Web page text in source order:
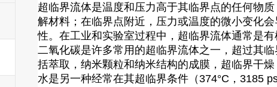
超临界流体是温度和压力高于其临界点的任何物
解材料；在临界点附近，压力或温度的微小变化
性。在工业和实验室过程中，超临界流体通常是有
二氧化碳是许多常用的超临界流体之一，超过其
括萃取，纳米颗粒和纳米结构的成膜，超临界干
水是另一种经常在其超临界条件（374°C，3185